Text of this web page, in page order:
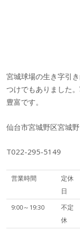
宮城球場の生き字引
つけでもありました
豊富です。
仙台市宮城野区宮城
T022-295-5149
営業時間
定休
日
9:00～19:30
不定
休